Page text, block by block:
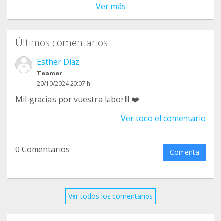
Ver más
Últimos comentarios
Esther Díaz
Teamer
20/10/2024 20:07 h
Mil gracias por vuestra labor!!! ❤️
Ver todo el comentario
0 Comentarios Comenta
Ver todos los comentarios